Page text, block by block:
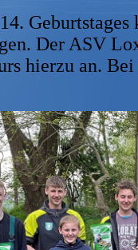
Geburtstages
Der ASV
hierzu an.